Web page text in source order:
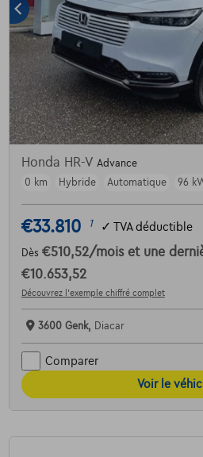
Honda HR-V Advance
0 km
Hybride Automatique 96
€33.810 1 ✓ TVA déductible
Dès €510,52/mois et une
€10.653,52
Découvrez l’exemple chiffré complet
3600 Genk, Diacar
Comparer
Voir le